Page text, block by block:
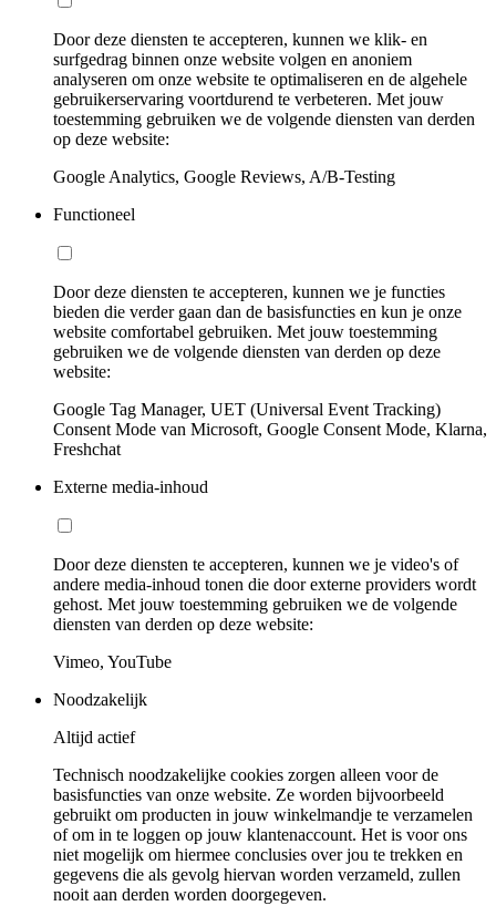
Door deze diensten te accepteren, kunnen we klik- en
surfgedrag binnen onze website volgen en anoniem
analyseren om onze website te optimaliseren en de algehele
gebruikerservaring voortdurend te verbeteren. Met jouw
toestemming gebruiken we de volgende diensten van derden
op deze website:
Google Analytics, Google Reviews, A/B-Testing
Functioneel
Door deze diensten te accepteren, kunnen we je functies
bieden die verder gaan dan de basisfuncties en kun je onze
website comfortabel gebruiken. Met jouw toestemming
gebruiken we de volgende diensten van derden op deze
website:
Google Tag Manager, UET (Universal Event Tracking)
Consent Mode van Microsoft, Google Consent Mode, Klarna,
Freshchat
Externe media-inhoud
Door deze diensten te accepteren, kunnen we je video's of
andere media-inhoud tonen die door externe providers wordt
gehost. Met jouw toestemming gebruiken we de volgende
diensten van derden op deze website:
Vimeo, YouTube
Noodzakelijk
Altijd actief
Technisch noodzakelijke cookies zorgen alleen voor de
basisfuncties van onze website. Ze worden bijvoorbeeld
gebruikt om producten in jouw winkelmandje te verzamelen
of om in te loggen op jouw klantenaccount. Het is voor ons
niet mogelijk om hiermee conclusies over jou te trekken en
gegevens die als gevolg hiervan worden verzameld, zullen
nooit aan derden worden doorgegeven.